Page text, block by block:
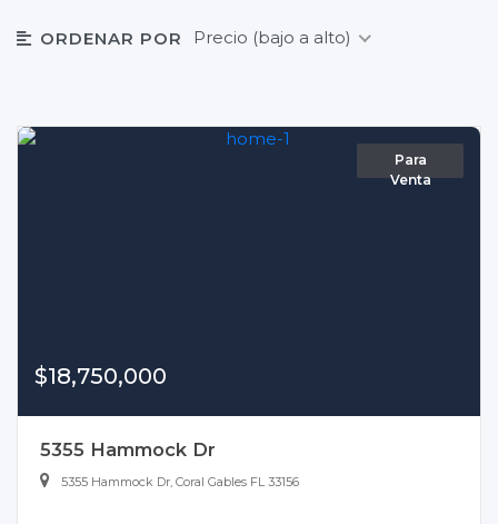
ORDENAR POR Precio (bajo a alto)
Para
Venta
$18,750,000
5355 Hammock Dr
5355 Hammock Dr, Coral Gables FL 33156